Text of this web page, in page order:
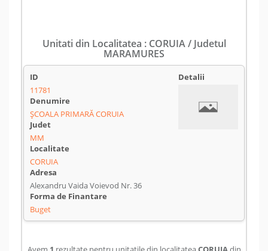
Unitati din Localitatea : CORUIA / Judetul
MARAMURES
11781
ȘCOALA PRIMARĂ CORUIA
MM
CORUIA
Alexandru Vaida Voievod Nr. 36
Buget